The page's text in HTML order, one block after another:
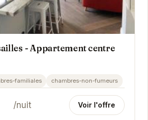
- Appartement centre
familiales chambres-non-fumeurs
/nuit Voir l'offre